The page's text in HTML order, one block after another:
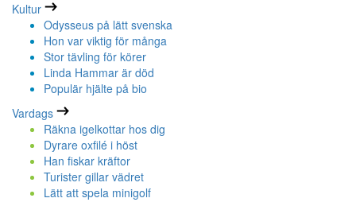
Kultur
Odysseus på lätt svenska
Hon var viktig för många
Stor tävling för körer
Linda Hammar är död
Populär hjälte på bio
Vardags
Räkna igelkottar hos dig
Dyrare oxfilé i höst
Han fiskar kräftor
Turister gillar vädret
Lätt att spela minigolf